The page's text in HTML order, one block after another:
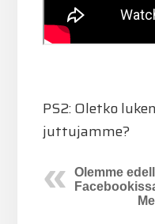
PS2: Oletko
juttujamme?
Olemme